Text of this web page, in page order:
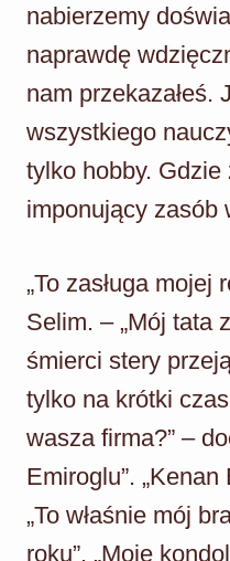
nabierzemy
naprawdę
nam przekazałeś.
wszystkiego
tylko hobby. Gdzie
imponujący zasób
„To zasługa mojej
Selim. – „Mój tata
śmierci stery
tylko na krótki
wasza firma?” –
Emiroglu”.
„To właśnie mój
roku”. „Moje